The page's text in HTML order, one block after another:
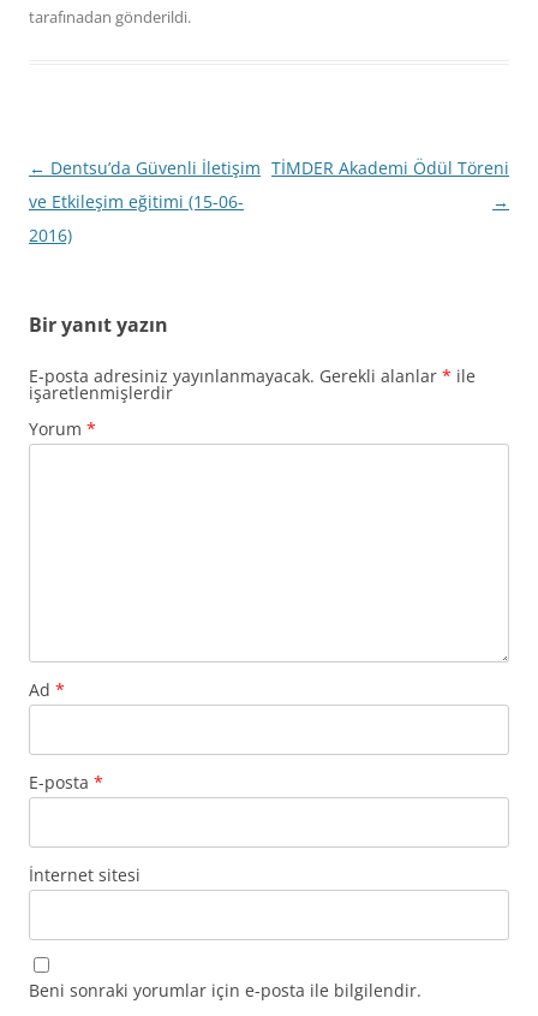
tarafınadan gönderildi.
Yazı
dolaşımı
← Dentsu’da Güvenli İletişim
ve Etkileşim eğitimi (15-06-
2016)
TİMDER Akademi Ödül Töreni
→
Bir yanıt yazın
E-posta adresiniz yayınlanmayacak. Gerekli alanlar * ile
işaretlenmişlerdir
Yorum *
Ad *
E-posta *
İnternet sitesi
Beni sonraki yorumlar için e-posta ile bilgilendir.